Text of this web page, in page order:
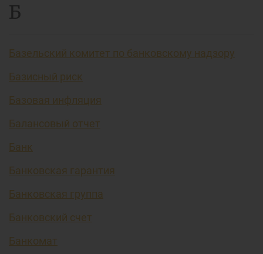
Б
Базельский комитет по банковскому надзору
Базисный риск
Базовая инфляция
Балансовый отчет
Банк
Банковская гарантия
Банковская группа
Банковский счет
Банкомат